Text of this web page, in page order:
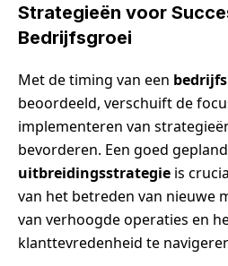
Strategieën voor
Bedrijfsgroei
Met de timing van een
beoordeeld, verschuift de
implementeren van
bevorderen. Een goed
uitbreidingsstrategie is
van het betreden van nieuwe
van verhoogde operaties en
klanttevredenheid te